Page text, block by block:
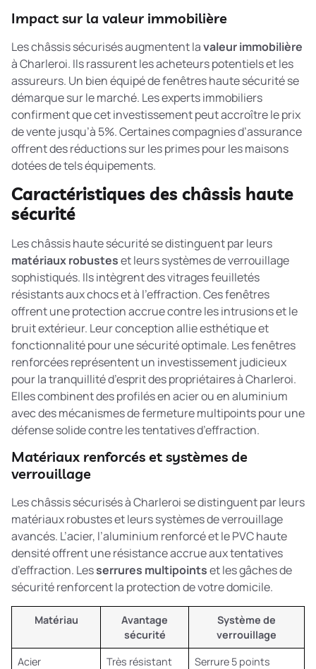
Impact sur la valeur immobilière
Les châssis sécurisés augmentent lavaleur immobilière
à Charleroi. Ils rassurent les acheteurs potentiels et les
assureurs. Un bien équipé de fenêtres haute sécurité se
démarque sur le marché. Les experts immobiliers
confirment que cet investissement peut accroître le prix
de vente jusqu’à 5%. Certaines compagnies d’assurance
offrent des réductions sur les primes pour les maisons
dotées de tels équipements.
Caractéristiques des châssis haute
sécurité
Les châssis haute sécurité se distinguent par leurs
matériaux robusteset leurs systèmes de verrouillage
sophistiqués. Ils intègrent des vitrages feuilletés
résistants aux chocs et à l’effraction. Ces fenêtres
offrent une protection accrue contre les intrusions et le
bruit extérieur. Leur conception allie esthétique et
fonctionnalité pour une sécurité optimale. Lesfenêtres
renforcéesreprésentent un investissement judicieux
pour la tranquillité d’esprit des propriétaires à Charleroi.
Elles combinent des profilés en acier ou en aluminium
avec des mécanismes de fermeture multipoints pour une
défense solide contre les tentatives d’effraction.
Matériaux renforcés et systèmes de
verrouillage
Les châssis sécurisés à Charleroi se distinguent par leurs
matériaux robustes et leurs systèmes de verrouillage
avancés. L’acier, l’aluminium renforcé et le PVC haute
densité offrent une résistance accrue aux tentatives
d’effraction. Lesserrures multipointset les gâches de
sécurité renforcent la protection de votre domicile.
Matériau
Avantage
sécurité
Système de
verrouillage
Acier
Très résistant
Serrure 5 points